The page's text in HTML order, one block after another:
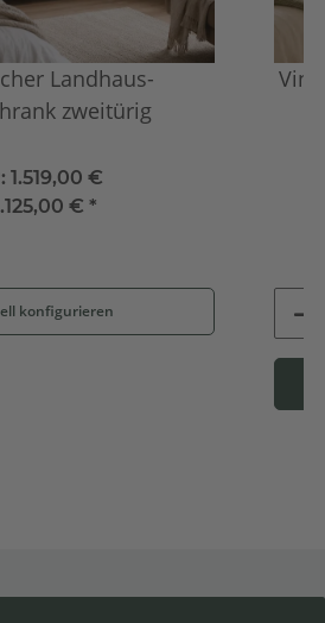
Landhaus-
zweitürig
1.519,00 €
€ *
konfigurieren